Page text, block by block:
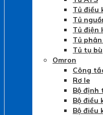
Tủ điều
Tủ
Tủ điện
Tủ
Tủ tụ bù
Omron
Công
Rơ le
Bộ định
Bộ điều
Bộ điều